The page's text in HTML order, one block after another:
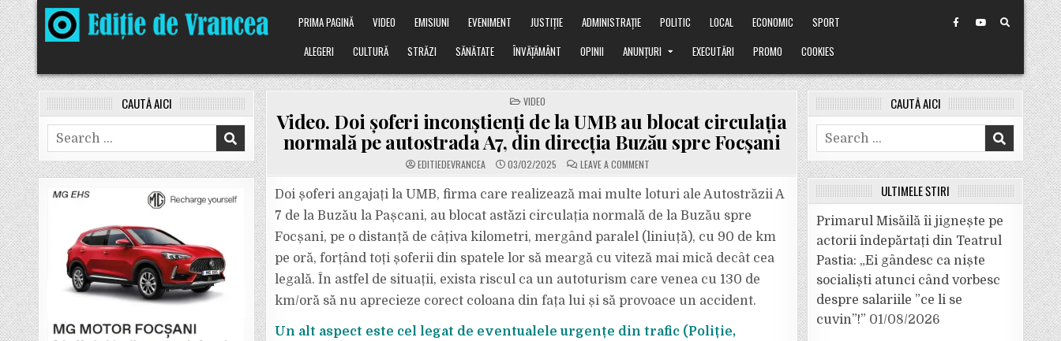
Skip
to
content
PRIMA PAGINĂ VIDEO EMISIUNI EVENIMENT JUSTIȚIE ADMINISTRAȚIE POLITIC LOCAL ECONOMIC
SPORT
ALEGERI
CULTURĂ STRĂZI SĂNĂTATE ÎNVĂȚĂMÂNT OPINII ANUNȚURI EXECUTĂRI PROMO COOKIES
POSTED
IN
VIDEO
Video. Doi șoferi inconștienți de la UMB au blocat circulația
normală pe autostrada A7, din direcția Buzău spre Focșani
EDITIEDEVRANCEA 03/02/2025 LEAVE A COMMENTON
VIDEO.
ȘOFERI
INCONȘTIENȚI
DE
LA
UMB
AU
BLOCAT
CIRCULAȚIA
PE
AUTOSTRADA
A7,
DIN
BUZĂU
SPRE
Doi șoferi angajați la UMB, firma care realizează mai multe loturi ale Autostrăzii A
7 de la Buzău la Pașcani, au blocat astăzi circulația normală de la Buzău spre
Focșani, pe o distanță de câțiva kilometri, mergând paralel (liniuță), cu 90 de km
pe oră, forțând toți șoferii din spatele lor să meargă cu viteză mai mică decât cea
legală. În astfel de situații, exista riscul ca un autoturism care venea cu 130 de
km/oră să nu aprecieze corect coloana din fața lui și să provoace un accident.
Un alt aspect este cel legat de eventualele urgențe din trafic (Poliție,
CAUTĂ AICI
Search
for:
CAUTĂ AICI
Search
for:
ULTIMELE ȘTIRI
Primarul Misăilă îi jignește pe
actorii îndepărtați din Teatrul
Pastia: „Ei gândesc ca niște
socialiști atunci când vorbesc
despre salariile ”ce li se
cuvin”!” 01/08/2026